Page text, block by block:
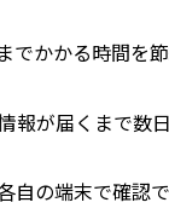
かかる時間を
が届くまで数
の端末で確認